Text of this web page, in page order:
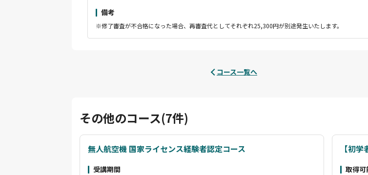
備考
※修了審査が不合格になった場合、再審査代としてそれぞれ25,300円が別途発生いたします。
コース一覧へ
その他のコース(7件)
無人航空機 国家ライセンス経験者認定コース
受講期間
【初
取得